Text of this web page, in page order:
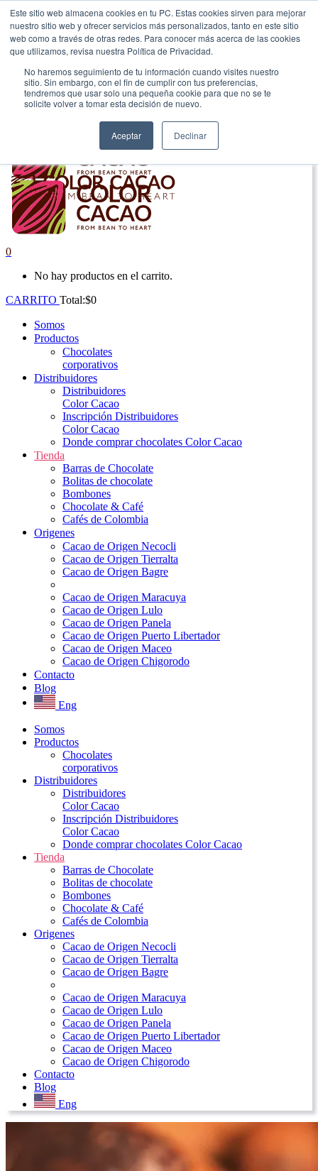
Este sitio web almacena cookies en tu PC. Estas cookies sirven para mejorar
nuestro sitio web y ofrecer servicios más personalizados, tanto en este sitio
web como a través de otras redes. Para conocer más acerca de las cookies
que utilizamos, revisa nuestra Política de Privacidad.
No haremos seguimiento de tu información cuando visites nuestro
sitio. Sin embargo, con el fin de cumplir con tus preferencias,
tendremos que usar solo una pequeña cookie para que no se te
solicite volver a tomar esta decisión de nuevo.
Aceptar Declinar
|
Envío gratis en Antioquia por compras superiores a $100.000.
0
No hay productos en el carrito.
CARRITO Total:$0
Somos
Productos
Chocolates
corporativos
Distribuidores
Distribuidores
Color Cacao
Inscripción Distribuidores
Color Cacao
Donde comprar chocolates Color Cacao
Tienda
Barras de Chocolate
Bolitas de chocolate
Bombones
Chocolate & Café
Cafés de Colombia
Origenes
Cacao de Origen Necocli
Cacao de Origen Tierralta
Cacao de Origen Bagre
Cacao de Origen Maracuya
Cacao de Origen Lulo
Cacao de Origen Panela
Cacao de Origen Puerto Libertador
Cacao de Origen Maceo
Cacao de Origen Chigorodo
Contacto
Blog
Eng
Somos
Productos
Chocolates
corporativos
Distribuidores
Distribuidores
Color Cacao
Inscripción Distribuidores
Color Cacao
Donde comprar chocolates Color Cacao
Tienda
Barras de Chocolate
Bolitas de chocolate
Bombones
Chocolate & Café
Cafés de Colombia
Origenes
Cacao de Origen Necocli
Cacao de Origen Tierralta
Cacao de Origen Bagre
Cacao de Origen Maracuya
Cacao de Origen Lulo
Cacao de Origen Panela
Cacao de Origen Puerto Libertador
Cacao de Origen Maceo
Cacao de Origen Chigorodo
Contacto
Blog
Eng